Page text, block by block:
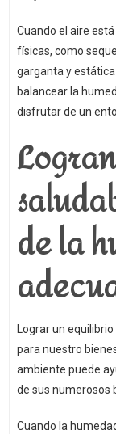
Cuando el aire
físicas, como
garganta y estática
balancear la
disfrutar de un
de la
Lograr un
para nuestro
ambiente puede
de sus numerosos
Cuando la